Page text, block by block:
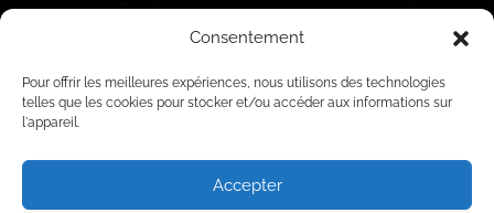
Consentement
Pour offrir les meilleures expériences, nous utilisons des technologies
telles que les cookies pour stocker et/ou accéder aux informations sur
l'appareil.
Accepter